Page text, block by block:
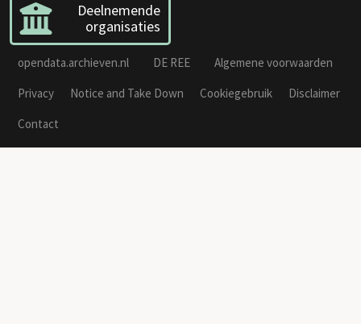
Deelnemende
organisaties
opendata.archieven.nl DE REE
Algemene voorwaarden
Privacy
Notice and Take Down Cookiegebruik
Disclaimer
Contact